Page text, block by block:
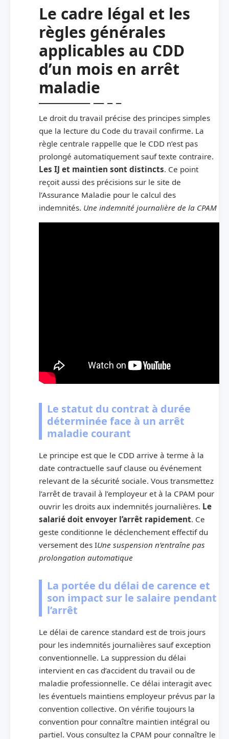
Le cadre légal et les
règles générales
applicables au CDD
d’un mois en arrêt
maladie
Le droit du travail précise des principes simples
que la lecture du Code du travail confirme. La
règle centrale rappelle que le CDD n’est pas
prolongé automatiquement sauf texte contraire.
Les IJ et maintien sont distincts. Ce point
reçoit aussi des précisions sur le site de
l’Assurance Maladie pour le calcul des
indemnités. Une indemnité journalière de la CPAM
Le statut du contrat à durée
déterminée face à un arrêt
maladie courant
Le principe est que le CDD arrive à terme à la
date contractuelle sauf clause ou événement
relevant de la sécurité sociale. Vous transmettez
l’arrêt de travail à l’employeur et à la CPAM pour
ouvrir les droits aux indemnités journalières. Le
salarié doit envoyer l’arrêt rapidement. Ce
geste conditionne le déclenchement effectif du
versement des IUne suspension n’entraîne pas
prolongation automatique
La portée du délai de carence et
son impact sur le salaire pendant
l’arrêt
Le délai de carence standard est de trois jours
pour les indemnités journalières sauf exception
conventionnelle. La suppression du délai
intervient en cas d’accident du travail ou de
maladie professionnelle. Ce délai interagit avec
les éventuels maintiens employeur prévus par la
convention collective. On vérifie toujours la
convention pour connaître maintien intégral ou
partiel. Vous consultez la CPAM pour connaître le